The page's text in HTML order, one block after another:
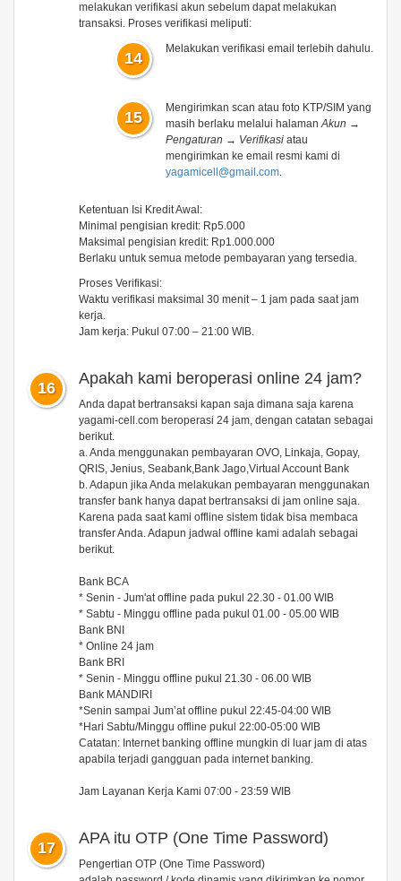
melakukan verifikasi akun sebelum dapat melakukan
transaksi. Proses verifikasi meliputi:
14
Melakukan verifikasi email terlebih dahulu.
15
Mengirimkan scan atau foto KTP/SIM yang
masih berlaku melalui halamanAkun →
Pengaturan → Verifikasi atau
mengirimkan ke email resmi kami di
yagamicell@gmail.com.
Ketentuan Isi Kredit Awal:
Minimal pengisian kredit: Rp5.000
Maksimal pengisian kredit: Rp1.000.000
Berlaku untuk semua metode pembayaran yang tersedia.
Proses Verifikasi:
Waktu verifikasi maksimal 30 menit – 1 jam pada saat jam
kerja.
Jam kerja: Pukul 07:00 – 21:00 WIB.
16
Apakah kami beroperasi online 24 jam?
Anda dapat bertransaksi kapan saja dimana saja karena
yagami-cell.com beroperasi 24 jam, dengan catatan sebagai
berikut.
a. Anda menggunakan pembayaran OVO, Linkaja, Gopay,
QRIS, Jenius, Seabank,Bank Jago,Virtual Account Bank
b. Adapun jika Anda melakukan pembayaran menggunakan
transfer bank hanya dapat bertransaksi di jam online saja.
Karena pada saat kami offline sistem tidak bisa membaca
transfer Anda. Adapun jadwal offline kami adalah sebagai
berikut.
Bank BCA
* Senin - Jum'at offline pada pukul 22.30 - 01.00 WIB
* Sabtu - Minggu offline pada pukul 01.00 - 05.00 WIB
Bank BNI
* Online 24 jam
Bank BRI
* Senin - Minggu offline pukul 21.30 - 06.00 WIB
Bank MANDIRI
*Senin sampai Jum’at offline pukul 22:45-04:00 WIB
*Hari Sabtu/Minggu offline pukul 22:00-05:00 WIB
Catatan: Internet banking offline mungkin di luar jam di atas
apabila terjadi gangguan pada internet banking.
Jam Layanan Kerja Kami 07:00 - 23:59 WIB
17
APA itu OTP (One Time Password)
Pengertian OTP (One Time Password)